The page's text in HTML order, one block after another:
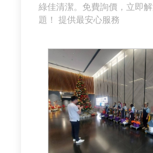
綠佳清潔。免費詢價，立即
題！ 提供最安心服務